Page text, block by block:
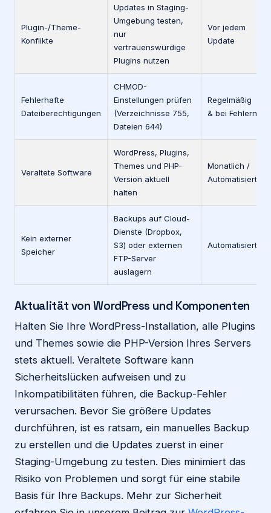
Plugin-/Theme-
Konflikte
Updates in Staging-
Umgebung testen,
nur
vertrauenswürdige
Plugins nutzen
Vor jedem
Update
Fehlerhafte
Dateiberechtigungen
CHMOD-
Einstellungen prüfen
(Verzeichnisse 755,
Dateien 644)
Regelmäßig
& bei Fehlern
Veraltete Software
WordPress, Plugins,
Themes und PHP-
Version aktuell
halten
Monatlich /
Automatisiert
Kein externer
Speicher
Backups auf Cloud-
Dienste (Dropbox,
S3) oder externen
FTP-Server
auslagern
Automatisiert
Aktualität von WordPress und Komponenten
Halten Sie Ihre WordPress-Installation, alle Plugins
und Themes sowie die PHP-Version Ihres Servers
stets aktuell. Veraltete Software kann
Sicherheitslücken aufweisen und zu
Inkompatibilitäten führen, die Backup-Fehler
verursachen. Bevor Sie größere Updates
durchführen, ist es ratsam, ein manuelles Backup
zu erstellen und die Updates zuerst in einer
Staging-Umgebung zu testen. Dies minimiert das
Risiko von Problemen und sorgt für eine stabile
Basis für Ihre Backups. Mehr zur Sicherheit